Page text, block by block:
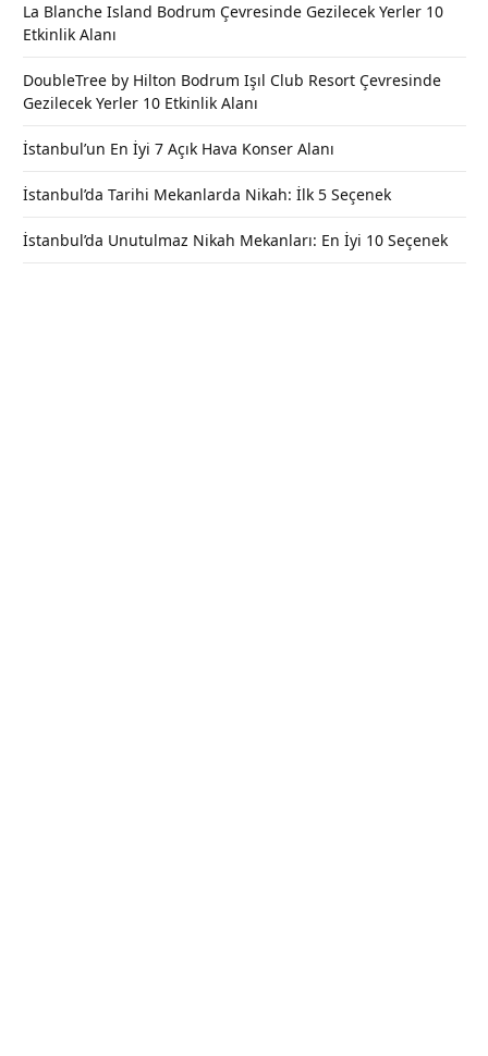
La Blanche Island Bodrum Çevresinde Gezilecek Yerler 10
Etkinlik Alanı
DoubleTree by Hilton Bodrum Işıl Club Resort Çevresinde
Gezilecek Yerler 10 Etkinlik Alanı
İstanbul’un En İyi 7 Açık Hava Konser Alanı
İstanbul’da Tarihi Mekanlarda Nikah: İlk 5 Seçenek
İstanbul’da Unutulmaz Nikah Mekanları: En İyi 10 Seçenek